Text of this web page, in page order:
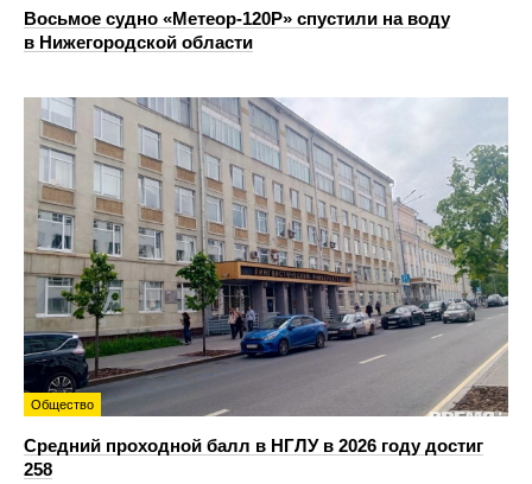
Восьмое судно «Метеор-120Р» спустили на воду
в Нижегородской области
Общество
Средний проходной балл в НГЛУ в 2026 году достиг
258